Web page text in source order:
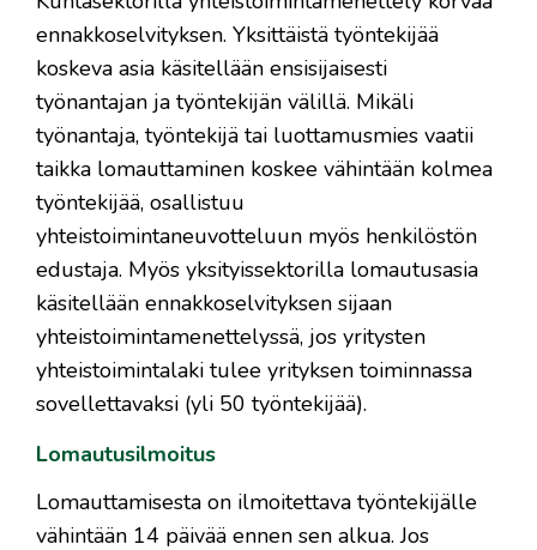
ennakkoselvityksen. Yksittäistä työntekijää
koskeva asia käsitellään ensisijaisesti
työnantajan ja työntekijän välillä. Mikäli
työnantaja, työntekijä tai luottamusmies vaatii
taikka lomauttaminen koskee vähintään kolmea
työntekijää, osallistuu
yhteistoimintaneuvotteluun myös henkilöstön
edustaja. Myös yksityissektorilla lomautusasia
käsitellään ennakkoselvityksen sijaan
yhteistoimintamenettelyssä, jos yritysten
yhteistoimintalaki tulee yrityksen toiminnassa
sovellettavaksi (yli 50 työntekijää). ​
Lomautusilmoitus
Lomauttamisesta on ilmoitettava työntekijälle
vähintään 14 päivää ennen sen alkua. Jos